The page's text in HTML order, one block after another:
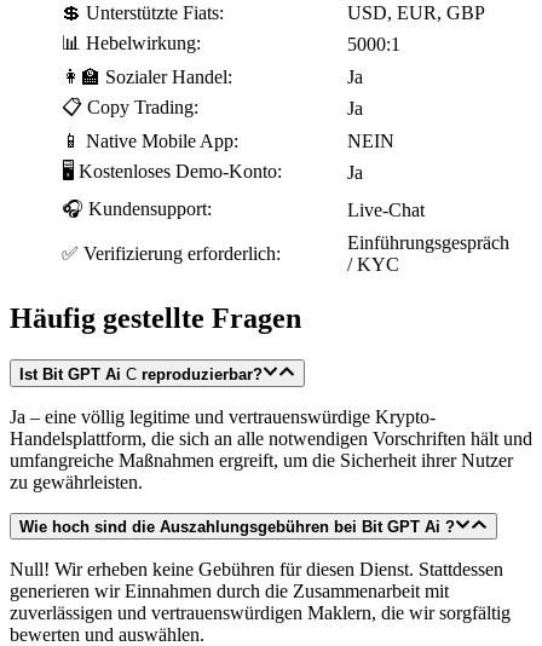
💲 Unterstützte Fiats:
USD, EUR, GBP
📊 Hebelwirkung:
5000:1
👩‍🏫 Sozialer Handel:
Ja
📋 Copy Trading:
Ja
📱 Native Mobile App:
NEIN
🖥️ Kostenloses Demo-Konto:
Ja
🎧 Kundensupport:
Live-Chat
✅ Verifizierung erforderlich:
Einführungsgespräch
/ KYC
Häufig gestellte Fragen
Ist Bit GPT Ai C reproduzierbar?
Ja – eine völlig legitime und vertrauenswürdige Krypto-
Handelsplattform, die sich an alle notwendigen Vorschriften hält und
umfangreiche Maßnahmen ergreift, um die Sicherheit ihrer Nutzer
zu gewährleisten.
Wie hoch sind die Auszahlungsgebühren bei Bit GPT Ai ?
Null! Wir erheben keine Gebühren für diesen Dienst. Stattdessen
generieren wir Einnahmen durch die Zusammenarbeit mit
zuverlässigen und vertrauenswürdigen Maklern, die wir sorgfältig
bewerten und auswählen.